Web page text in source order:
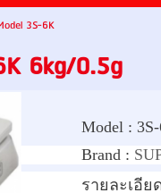
3S-6K
6kg/0.5g
Model :
Brand :
รายละเอีย